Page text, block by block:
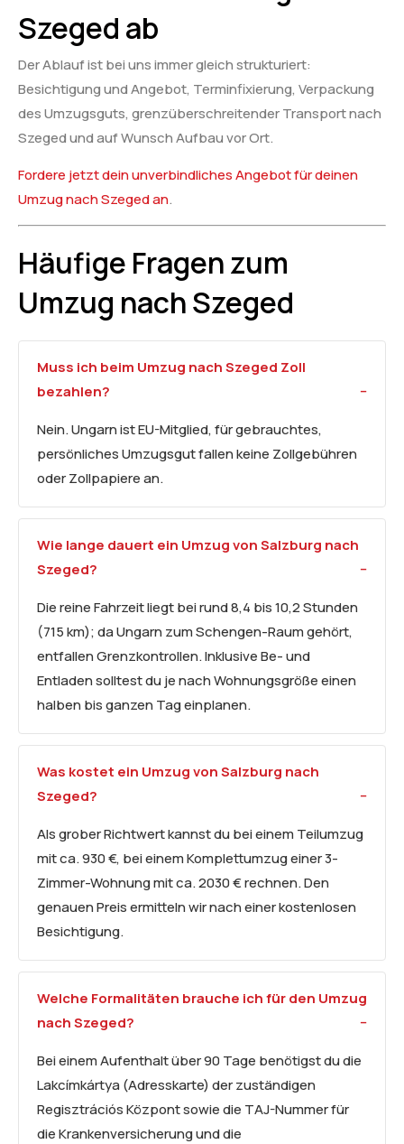
Szeged ab
Der Ablauf ist bei uns immer gleich strukturiert:
Besichtigung und Angebot, Terminfixierung, Verpackung
des Umzugsguts, grenzüberschreitender Transport nach
Szeged und auf Wunsch Aufbau vor Ort.
Fordere jetzt dein unverbindliches Angebot für deinen
Umzug nach Szeged an.
Häufige Fragen zum
Umzug nach Szeged
Muss ich beim Umzug nach Szeged Zoll
bezahlen?
Nein. Ungarn ist EU-Mitglied, für gebrauchtes,
persönliches Umzugsgut fallen keine Zollgebühren
oder Zollpapiere an.
Wie lange dauert ein Umzug von Salzburg nach
Szeged?
Die reine Fahrzeit liegt bei rund 8,4 bis 10,2 Stunden
(715 km); da Ungarn zum Schengen-Raum gehört,
entfallen Grenzkontrollen. Inklusive Be- und
Entladen solltest du je nach Wohnungsgröße einen
halben bis ganzen Tag einplanen.
Was kostet ein Umzug von Salzburg nach
Szeged?
Als grober Richtwert kannst du bei einem Teilumzug
mit ca. 930 €, bei einem Komplettumzug einer 3-
Zimmer-Wohnung mit ca. 2030 € rechnen. Den
genauen Preis ermitteln wir nach einer kostenlosen
Besichtigung.
Welche Formalitäten brauche ich für den Umzug
nach Szeged?
Bei einem Aufenthalt über 90 Tage benötigst du die
Lakcímkártya (Adresskarte) der zuständigen
Regisztrációs Központ sowie die TAJ-Nummer für
die Krankenversicherung und die